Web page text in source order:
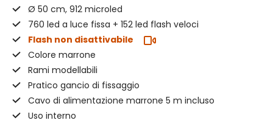
Ø 50 cm, 912 microled
760 led a luce fissa + 152 led flash veloci
Flash non disattivabile
Colore marrone
Rami modellabili
Pratico gancio di fissaggio
Cavo di alimentazione marrone 5 m incluso
Uso interno